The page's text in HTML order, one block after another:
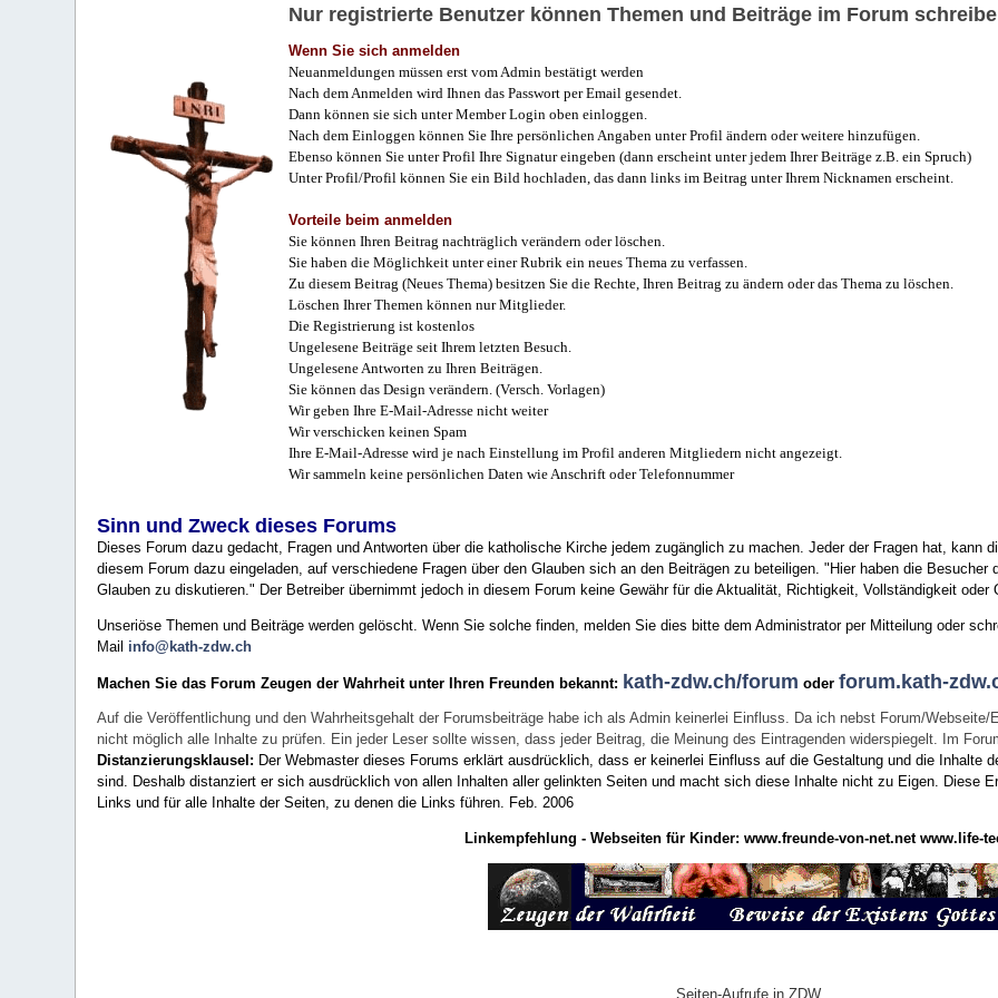
Nur registrierte Benutzer können Themen und Beiträge im Forum
Wenn Sie sich anmelden
Neuanmeldungen müssen erst vom Admin bestätigt werden
Nach dem Anmelden wird Ihnen das Passwort per Email gesendet.
Dann können sie sich unter Member Login oben einloggen.
Nach dem Einloggen können Sie Ihre persönlichen Angaben unter Profil ändern oder weitere hinzufügen.
Ebenso können Sie unter Profil Ihre Signatur eingeben (dann erscheint unter jedem Ihrer Beiträge z.B. ein Spruch)
Unter Profil/Profil können Sie ein Bild hochladen, das dann links im Beitrag unter Ihrem Nicknamen erscheint.
Vorteile beim anmelden
Sie können Ihren Beitrag nachträglich verändern oder löschen.
Sie haben die Möglichkeit unter einer Rubrik ein neues Thema zu verfassen.
Zu diesem Beitrag (Neues Thema) besitzen Sie die Rechte, Ihren Beitrag zu ändern oder das Thema zu löschen.
Löschen Ihrer Themen können nur Mitglieder.
Die Registrierung ist kostenlos
Ungelesene Beiträge seit Ihrem letzten Besuch.
Ungelesene Antworten zu Ihren Beiträgen.
Sie können das Design verändern. (Versch. Vorlagen)
Wir geben Ihre E-Mail-Adresse nicht weiter
Wir verschicken keinen Spam
Ihre E-Mail-Adresse wird je nach Einstellung im Profil anderen Mitgliedern nicht angezeigt.
Wir sammeln keine persönlichen Daten wie Anschrift oder Telefonnummer
Sinn und Zweck dieses Forums
Dieses Forum dazu gedacht, Fragen und Antworten über die katholische Kirche jedem zugänglich zu machen. Jeder der Fragen hat, kann
diesem Forum dazu eingeladen, auf verschiedene Fragen über den Glauben sich an den Beiträgen zu beteiligen. "Hier haben die
Glauben zu diskutieren." Der Betreiber übernimmt jedoch in diesem Forum keine Gewähr für die Aktualität, Richtigkeit, Vollständigkeit
Unseriöse Themen und Beiträge werden gelöscht. Wenn Sie solche finden, melden Sie dies bitte dem Administrator per Mitteilung oder
Mail info@kath-zdw.ch
Machen Sie das Forum Zeugen der Wahrheit unter Ihren Freunden bekannt: kath-zdw.ch/forum oderforum.kath-
Auf die Veröffentlichung und den Wahrheitsgehalt der Forumsbeiträge habe ich als Admin keinerlei Einfluss. Da ich nebst Forum/
nicht möglich alle Inhalte zu prüfen. Ein jeder Leser sollte wissen, dass jeder Beitrag, die Meinung des Eintragenden widerspiegelt. Im
Distanzierungsklausel: Der Webmaster dieses Forums erklärt ausdrücklich, dass er keinerlei Einfluss auf die Gestaltung und die Inhalte
sind. Deshalb distanziert er sich ausdrücklich von allen Inhalten aller gelinkten Seiten und macht sich diese Inhalte nicht zu Eigen. Diese
Links und für alle Inhalte der Seiten, zu denen die Links führen. Feb. 2006
Linkempfehlung - Webseiten für Kinder: www.freunde-von-net.net www.life-
Seiten-Aufrufe in ZDW